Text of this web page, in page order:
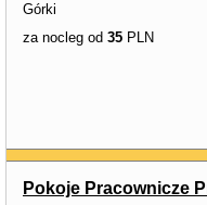
Górki
za nocleg od 35 PLN
Pokoje Pracownicze